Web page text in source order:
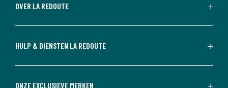
OVER LA REDOUTE
HULP & DIENSTEN LA REDOUTE
ONZE EXCLUSIEVE MERKEN